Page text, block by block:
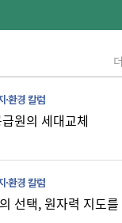
취약계층 금융 접근성
살론 출시 外
·환경 칼럼
원의 세대교체
·환경 칼럼
선택, 원자력 지도를